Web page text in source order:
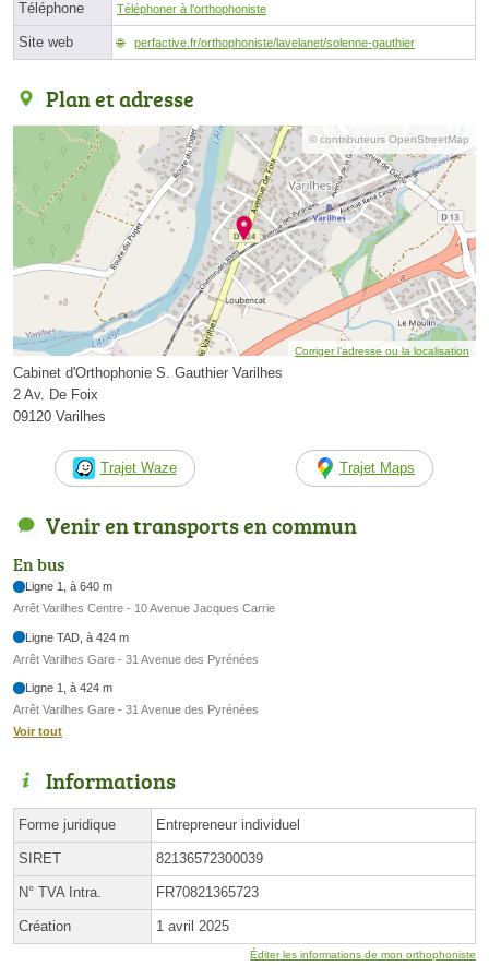
Téléphone Téléphoner à l'orthophoniste
Site web perfactive.fr/orthophoniste/lavelanet/solenne-gauthier
Plan et adresse
© contributeurs OpenStreetMap
Corriger l’adresse ou la localisation
Cabinet d'Orthophonie S. Gauthier Varilhes
2 Av. De Foix
09120 Varilhes
Trajet Waze Trajet Maps
Venir en transports en commun
En bus
Ligne 1, à 640 m
Arrêt Varilhes Centre - 10 Avenue Jacques Carrie
Ligne TAD, à 424 m
Arrêt Varilhes Gare - 31 Avenue des Pyrénées
Ligne 1, à 424 m
Arrêt Varilhes Gare - 31 Avenue des Pyrénées
Voir tout
Informations
Forme juridique Entrepreneur individuel
SIRET 82136572300039
N° TVA Intra. FR70821365723
Création 1 avril 2025
Éditer les informations de mon orthophoniste